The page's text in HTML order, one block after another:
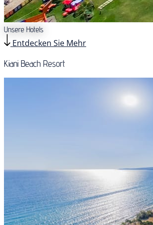
Unsere Hotels
Entdecken Sie Mehr
Kiani Beach Resort